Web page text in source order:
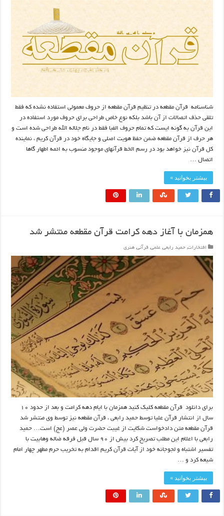
شناسنامه قرآن مقطعه در تنظیم قرآن مقطعه از حروف معمولی استفاده نشده که فقط
تلقی حذف اتصالات از آن باشد بلکه نوع خاص طراحی برای حروف مورد استفاده در
این قرآن به گونه ایست که تمام حروف الفبا فقط در نام جلاله الله طراحی شده است و
هر حرف از قرآن مقطعه ضمن حفظ هویت اصلی و جایگاه خود در قرآن کریم ، نماینده
کل قرآن نیز خواهد بود در رسم الخط قرآنهای موجود منسوب به ائمه اطهار گاها
اتصال …
بیشتر بخوانید »
همزمان با آغاز دهه کرامت قرآن مقطعه منتشر شد
افتخارات, حمید رابعی, علمی, قرآنی, هنری
برای دانلود قرآن مقطعه کلیک کنید همزمان با ایام دهه کرامت و بعد از حدود ۱۰
سال از انتشار قرآن علیا توسط حمید رابعی ، قرآن مقطعه نیز توسط وی منتشر شد
قرآن مقطعه متن دادخواست شکایت از غیبت حضرت ولی عصر (عج) است… حمید
رابعی با اعلام این مطلب تصریح کرد بیش از ۹۰ سال قبل فرقه ضاله وهابیت با
تفسیر اشتباه و لجوجانه خود از آیات قرآن کریم اقدام به تخریب حرم مطهر چهار امام
شیعه کرد و …
بیشتر بخوانید »